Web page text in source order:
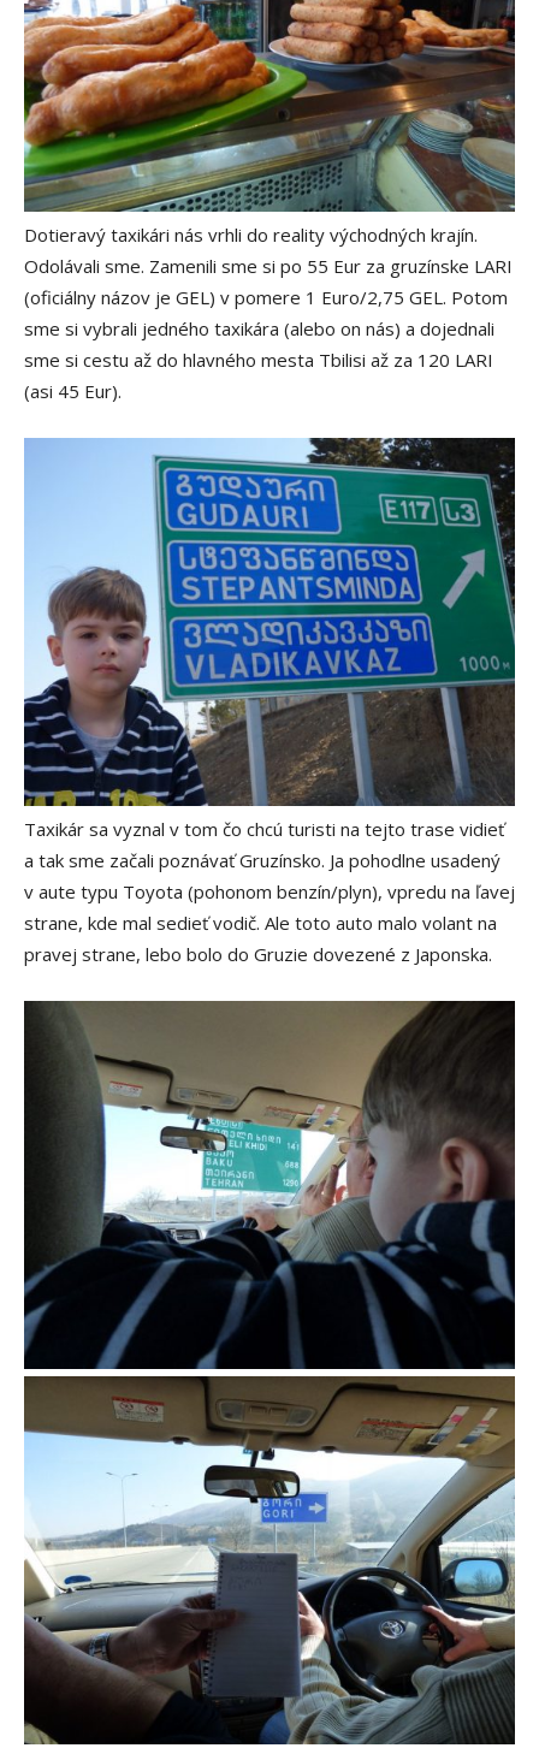
Dotieravý taxikári nás vrhli do reality východných krajín.
Odolávali sme. Zamenili sme si po 55 Eur za gruzínske LARI
(oficiálny názov je GEL) v pomere 1 Euro/2,75 GEL. Potom
sme si vybrali jedného taxikára (alebo on nás) a dojednali
sme si cestu až do hlavného mesta Tbilisi až za 120 LARI
(asi 45 Eur).
Taxikár sa vyznal v tom čo chcú turisti na tejto trase vidieť
a tak sme začali poznávať Gruzínsko. Ja pohodlne usadený
v aute typu Toyota (pohonom benzín/plyn), vpredu na ľavej
strane, kde mal sedieť vodič. Ale toto auto malo volant na
pravej strane, lebo bolo do Gruzie dovezené z Japonska.